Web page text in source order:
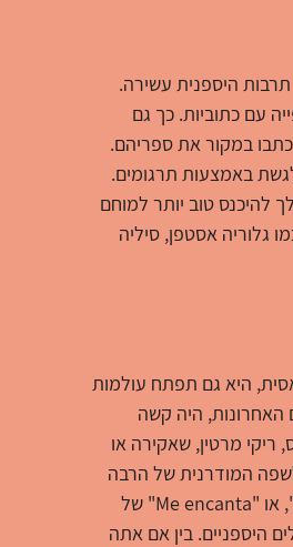
היספנית עשירה.
עם כתוביות. כך גם
במקור את ספריהם.
באמצעות תרגומים.
להיכנס טוב יותר למוחם
גלוריה אסטפן, סיליה
היא גם תפתח עולמות
האחרונות, היה קשה
ריקי מרטין, שאקירה או
המודרנית של הרבה
מותגים ומסעדות גדולות כמו האמרה המפורסמת של טאקו בל על "יו קווארו טאקו בל", או "Me encanta" של
היספניים. בין אם אתה